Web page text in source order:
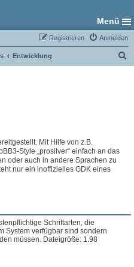
Menü
Anmelden
Registrieren
Entwicklung
Mit Hilfe von z.B.
Style „prosilver“ einfach an das
oder auch in andere Sprachen zu
nur ein inoffizielles GDK eines
Schriftarten, die
System verfügbar sind sondern
müssen. Dateigröße: 1.98